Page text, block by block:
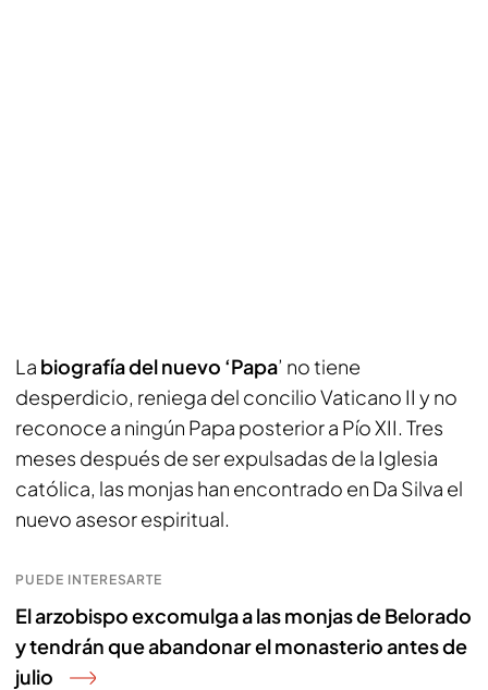
La biografía del nuevo ‘Papa’ no tiene
desperdicio, reniega del concilio Vaticano II y no
reconoce a ningún Papa posterior a Pío XII. Tres
meses después de ser expulsadas de la Iglesia
católica, las monjas han encontrado en Da Silva el
nuevo asesor espiritual.
PUEDE INTERESARTE
El arzobispo excomulga a las monjas de Belorado
y tendrán que abandonar el monasterio antes de
julio